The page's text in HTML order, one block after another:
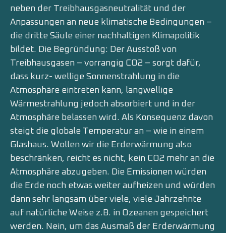
neben der Treibhausgasneutralität und der
Anpassungen an neue klimatische Bedingungen –
die dritte Säule einer nachhaltigen Klimapolitik
bildet. Die Begründung: Der Ausstoß von
Treibhausgasen – vorrangig CO2 – sorgt dafür,
dass kurz- wellige Sonnenstrahlung in die
Atmosphäre eintreten kann, langwellige
Wärmestrahlung jedoch absorbiert und in der
Atmosphäre belassen wird. Als Konsequenz davon
steigt die globale Temperatur an – wie in einem
Glashaus. Wollen wir die Erderwärmung also
beschränken, reicht es nicht, kein CO2 mehr an die
Atmosphäre abzugeben. Die Emissionen würden
die Erde noch etwas weiter aufheizen und würden
dann sehr langsam über viele, viele Jahrzehnte
auf natürliche Weise z.B. in Ozeanen gespeichert
werden. Nein, um das Ausmaß der Erderwärmung